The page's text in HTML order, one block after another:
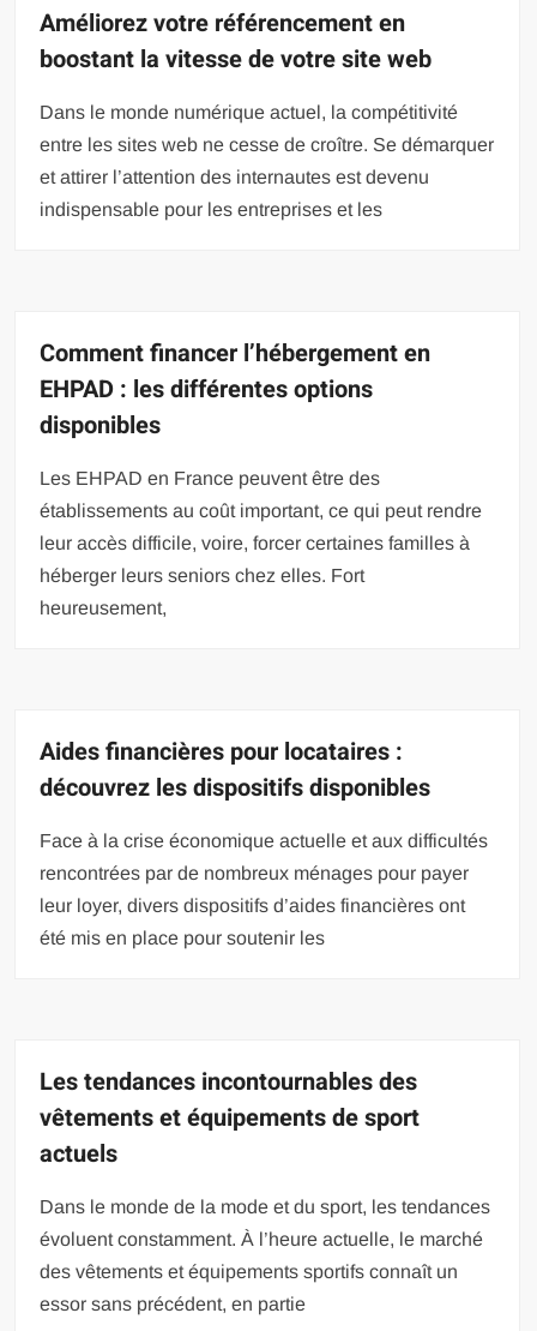
Améliorez votre référencement en
boostant la vitesse de votre site web
Dans le monde numérique actuel, la compétitivité
entre les sites web ne cesse de croître. Se démarquer
et attirer l’attention des internautes est devenu
indispensable pour les entreprises et les
Comment financer l’hébergement en
EHPAD : les différentes options
disponibles
Les EHPAD en France peuvent être des
établissements au coût important, ce qui peut rendre
leur accès difficile, voire, forcer certaines familles à
héberger leurs seniors chez elles. Fort
heureusement,
Aides financières pour locataires :
découvrez les dispositifs disponibles
Face à la crise économique actuelle et aux difficultés
rencontrées par de nombreux ménages pour payer
leur loyer, divers dispositifs d’aides financières ont
été mis en place pour soutenir les
Les tendances incontournables des
vêtements et équipements de sport
actuels
Dans le monde de la mode et du sport, les tendances
évoluent constamment. À l’heure actuelle, le marché
des vêtements et équipements sportifs connaît un
essor sans précédent, en partie